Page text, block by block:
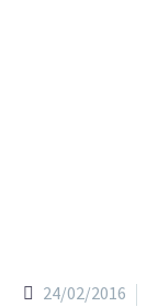
24/02/2016